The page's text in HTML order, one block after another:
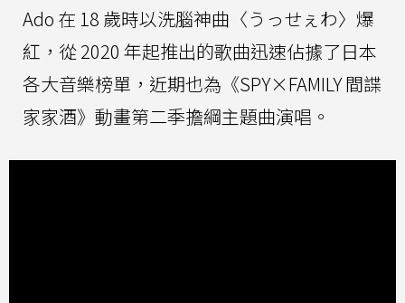
Ado 在 18 歲時以洗腦神曲〈うっせぇわ〉爆
紅，從 2020 年起推出的歌曲迅速佔據了日本
各大音樂榜單，近期也為《SPY×FAMILY 間諜
家家酒》動畫第二季擔綱主題曲演唱。